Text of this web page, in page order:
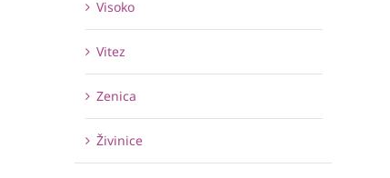
Visoko
Vitez
Zenica
Živinice